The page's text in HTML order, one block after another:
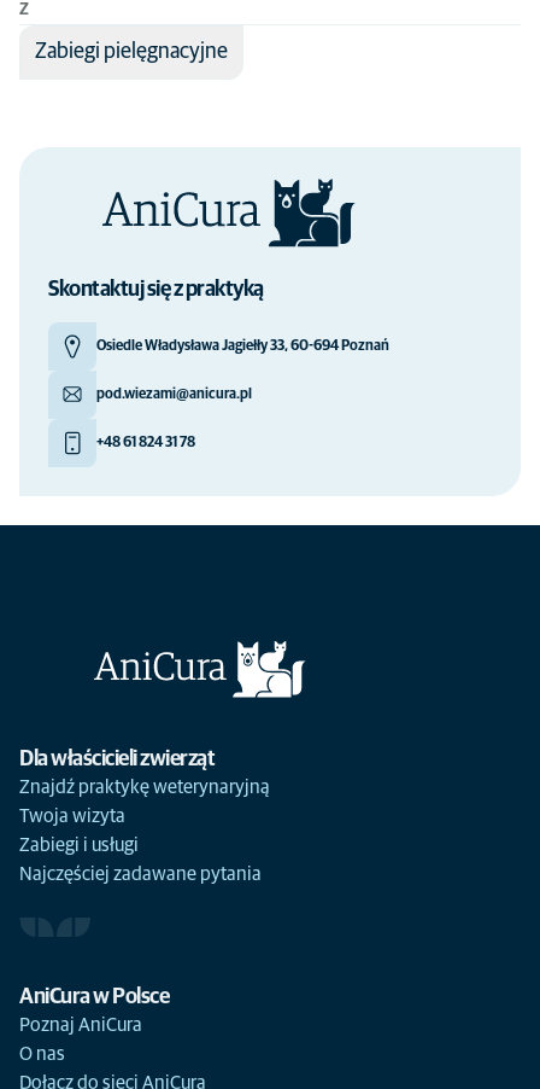
Z
Zabiegi pielęgnacyjne
Skontaktuj się z praktyką
Osiedle Władysława Jagiełły 33, 60-694 Poznań
pod.wiezami@anicura.pl
+48 61 824 31 78
Dla właścicieli zwierząt
Znajdź praktykę weterynaryjną
Twoja wizyta
Zabiegi i usługi
Najczęściej zadawane pytania
AniCura w Polsce
Poznaj AniCura
O nas
Dołącz do sieci AniCura